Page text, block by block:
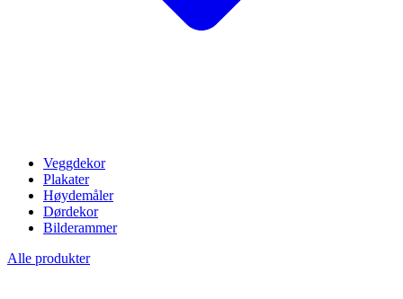
Veggdekor
Plakater
Høydemåler
Dørdekor
Bilderammer
Alle produkter